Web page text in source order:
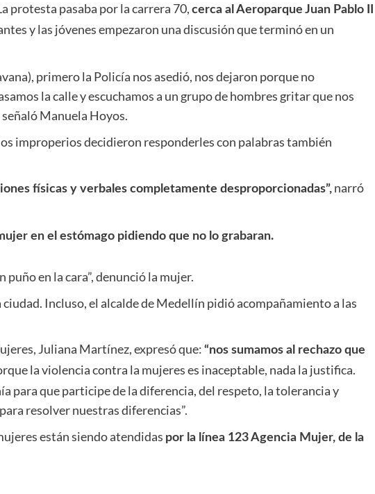
protesta pasaba por la carrera 70, cerca al Aeroparque Juan Pablo II
y las jóvenes empezaron una discusión que terminó en un
primero la Policía nos asedió, nos dejaron porque no
la calle y escuchamos a un grupo de hombres gritar que nos
señaló Manuela Hoyos.
improperios decidieron responderles con palabras también
físicas y verbales completamente desproporcionadas”, narró
en el estómago pidiendo que no lo grabaran.
puño en la cara”, denunció la mujer.
ciudad. Incluso, el alcalde de Medellín pidió acompañamiento a las
Juliana Martínez, expresó que: “nos sumamos al rechazo que
la violencia contra la mujeres es inaceptable, nada la justifica.
para que participe de la diferencia, del respeto, la tolerancia y
resolver nuestras diferencias”.
están siendo atendidas por la línea 123 Agencia Mujer, de la